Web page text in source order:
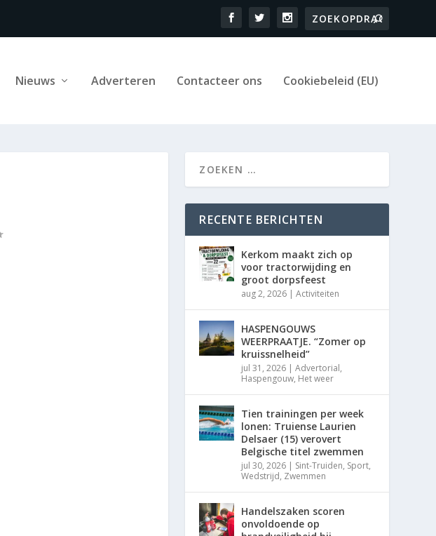
Nieuws Adverteren Contacteer ons Cookiebeleid (EU)
RECENTE BERICHTEN
Kerkom maakt zich op
voor tractorwijding en
groot dorpsfeest
aug 2, 2026 |Activiteiten
HASPENGOUWS
WEERPRAATJE. “Zomer op
kruissnelheid”
jul 31, 2026 |Advertorial,
Haspengouw, Het weer
Tien trainingen per week
lonen: Truiense Laurien
Delsaer (15) verovert
Belgische titel zwemmen
jul 30, 2026 | Sint-Truiden, Sport,
Wedstrijd, Zwemmen
Handelszaken scoren
onvoldoende op